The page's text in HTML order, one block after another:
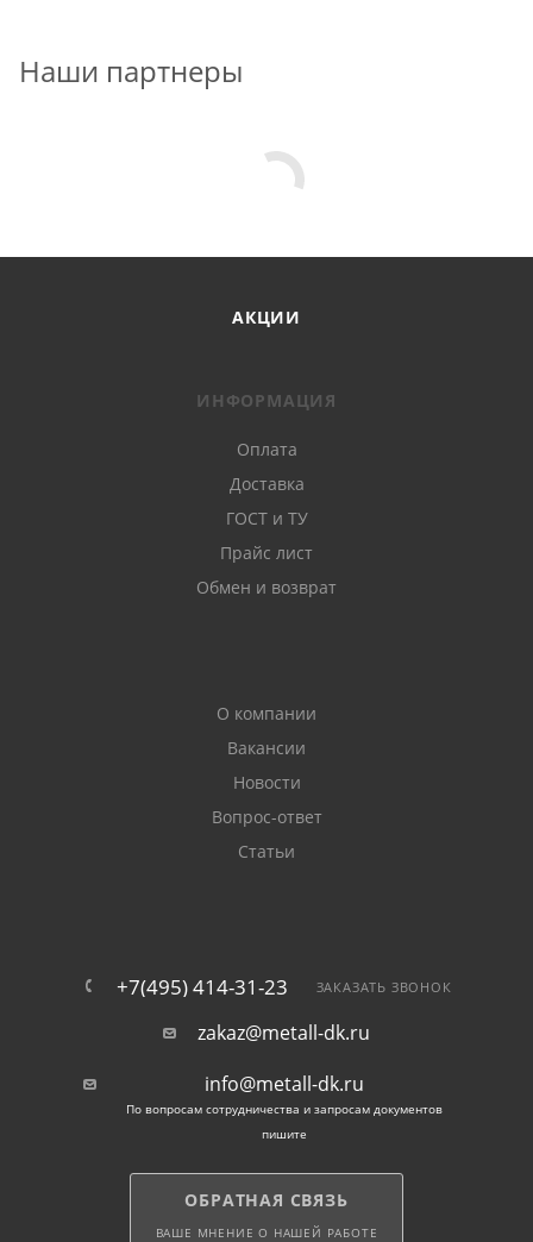
Наши партнеры
АКЦИИ
ИНФОРМАЦИЯ
Оплата
Доставка
ГОСТ и ТУ
Прайс лист
Обмен и возврат
О компании
Вакансии
Новости
Вопрос-ответ
Статьи
+7(495) 414-31-23 ЗАКАЗАТЬ ЗВОНОК
zakaz@metall-dk.ru
info@metall-dk.ru
По вопросам сотрудничества и запросам документов
пишите
ОБРАТНАЯ СВЯЗЬ
ВАШЕ МНЕНИЕ О НАШЕЙ РАБОТЕ